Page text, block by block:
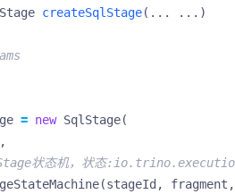
createSqlStage(...
...)
= new SqlStage(
,
状态机，状态
(stageId , fragment ,